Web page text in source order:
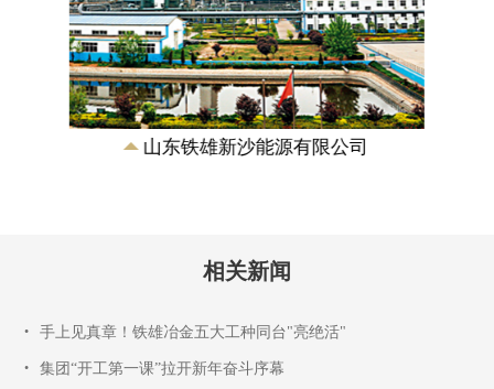
山东铁雄新沙能源有限公司
相关新闻
• 手上见真章！铁雄冶金五大工种同台"亮绝活"
• 集团“开工第一课”拉开新年奋斗序幕